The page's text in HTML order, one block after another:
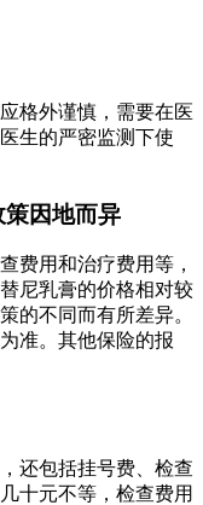
格外谨慎，需要在医
生的严密监测下使
策因地而异
费用和治疗费用等，
尼乳膏的价格相对较
的不同而有所差异。
准。其他保险的报
还包括挂号费、检查
十元不等，检查费用